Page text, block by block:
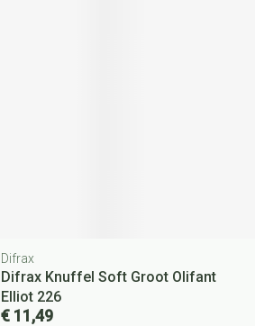
Difrax
Difrax Knuffel Soft Groot Olifant
Elliot 226
€ 11,49